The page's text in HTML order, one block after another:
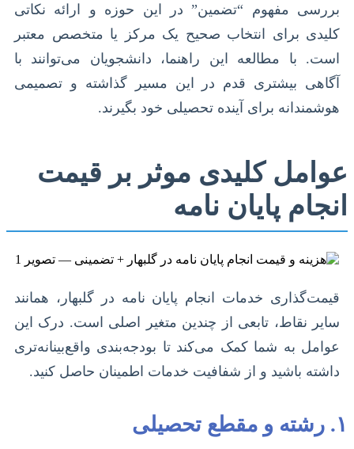
بررسی مفهوم “تضمین” در این حوزه و ارائه نکاتی
کلیدی برای انتخاب صحیح یک مرکز یا متخصص معتبر
است. با مطالعه این راهنما، دانشجویان می‌توانند با
آگاهی بیشتری قدم در این مسیر گذاشته و تصمیمی
هوشمندانه برای آینده تحصیلی خود بگیرند.
عوامل کلیدی موثر بر قیمت
انجام پایان نامه
قیمت‌گذاری خدمات انجام پایان نامه در گلبهار، همانند
سایر نقاط، تابعی از چندین متغیر اصلی است. درک این
عوامل به شما کمک می‌کند تا بودجه‌بندی واقع‌بینانه‌تری
داشته باشید و از شفافیت خدمات اطمینان حاصل کنید.
۱. رشته و مقطع تحصیلی